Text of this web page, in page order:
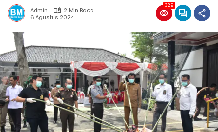
Admin
2 Min Baca
6 Agustus 2024
329